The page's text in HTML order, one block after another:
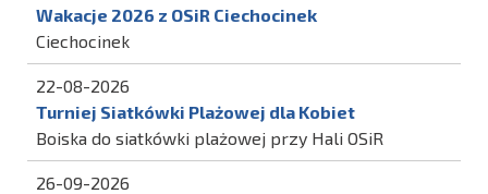
Wakacje 2026 z OSiR Ciechocinek
Ciechocinek
22-08-2026
Turniej Siatkówki Plażowej dla Kobiet
Boiska do siatkówki plażowej przy Hali OSiR
26-09-2026